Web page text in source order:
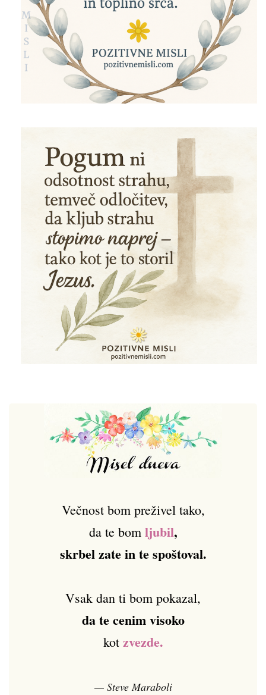
Večnost bom preživel tako,
da te bom ljubil,
skrbel zate in te spoštoval.
Vsak dan ti bom pokazal,
da te cenim visoko
kot zvezde.
— Steve Maraboli